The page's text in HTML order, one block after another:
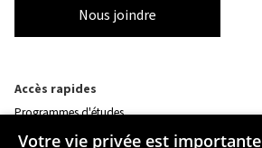
Nous joindre
Accès rapides
Programmes d'études
Nos départements et école
Votre vie privée est importante